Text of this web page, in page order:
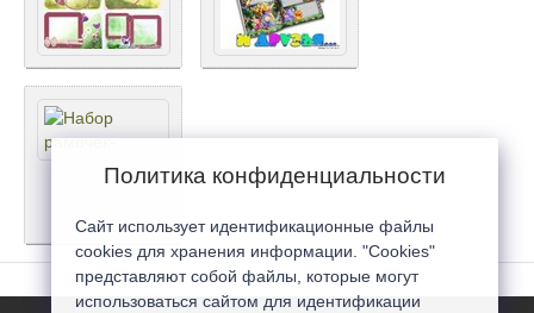
Политика конфиденциальности
Сайт использует идентификационные файлы
cookies для хранения информации. "Cookies"
представляют собой файлы, которые могут
использоваться сайтом для идентификации